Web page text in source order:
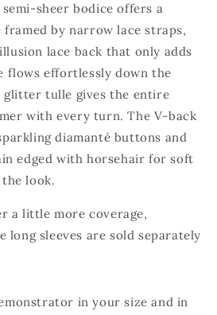
sheer bodice offers a
by narrow lace straps,
lace back that only adds
flows effortlessly down the
tulle gives the entire
with every turn. The V-back
diamanté buttons and
edged with horsehair for soft
look.
a little more coverage,
long sleeves are sold separately
in your size and in